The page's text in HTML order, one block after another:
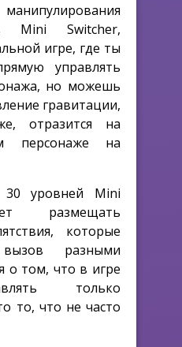
Mini Switcher,
игре, где ты
управлять
но можешь
гравитации,
отразится на
персонаже на
уровней Mini
размещать
которые
разными
о том, что в игре
только
то, что не часто